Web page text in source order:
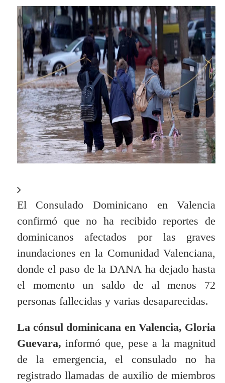
El Consulado Dominicano en Valencia
confirmó que no ha recibido reportes de
dominicanos afectados por las graves
inundaciones en la Comunidad Valenciana,
donde el paso de la DANA ha dejado hasta
el momento un saldo de al menos 72
personas fallecidas y varias desaparecidas.
La cónsul dominicana en Valencia, Gloria
Guevara, informó que, pese a la magnitud
de la emergencia, el consulado no ha
registrado llamadas de auxilio de miembros